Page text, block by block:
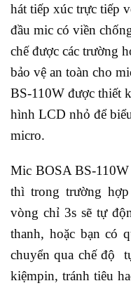
hát tiếp xúc trực tiếp
đầu mic có viền
chế được các trường
bảo vệ an toàn cho
BS-110W được thiết
hình LCD nhỏ để
micro.
Mic BOSA BS-
thì trong trường
vòng chỉ 3s sẽ tự
thanh, hoặc bạn có
chuyển qua chế độ
kiệmpin, tránh tiêu